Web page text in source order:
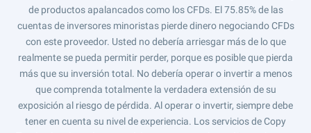
de productos apalancados como los CFDs. El 75.85% de las
cuentas de inversores minoristas pierde dinero negociando CFDs
con este proveedor. Usted no debería arriesgar más de lo que
realmente se pueda permitir perder, porque es posible que pierda
más que su inversión total. No debería operar o invertir a menos
que comprenda totalmente la verdadera extensión de su
exposición al riesgo de pérdida. Al operar o invertir, siempre debe
tener en cuenta su nivel de experiencia. Los servicios de Copy